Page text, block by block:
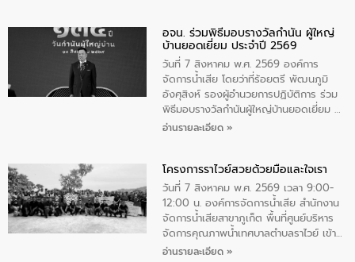
ทิพย์คำ รองผู้ว่าราชการจังหวัดมุกดาหาร
เป็นประธานในพิธี ณ เรือนจําชั่วคราวนาโสก
ตําบลนาโสก อําเภอเมืองมุกดาหาร จังหวัด
มุกดาหาร โดยในกิจกรรมได้ร่วมปลูกป่า และ
ทําความสะอาดภายในบริเวณ จัดกิจกรรม
เพื่อถวายเป็นพระราชกุศล สมเด็จพระนาง
เจ้าสิริกิติ์พระบรมราชินีนาถ พระบรมราช
อจน. ร่วมพิธีมอบรางวัลกำนัน ผู้ใหญ่
บ้านยอดเยี่ยม ประจำปี 2569
วันที่ 7 สิงหาคม พ.ศ. 2569 องค์การ
จัดการน้ำเสีย โดยว่าที่ร้อยตรี พัฒนภูมิ
อังศุสิงห์ รองผู้อำนวยการปฏิบัติการ ร่วม
พิธีมอบรางวัลกำนันผู้ใหญ่บ้านยอดเยี่ยม ณ
ทำเนียบรัฐบาล โดยมีนายอนุทิน ชาญวีรกูล
ทองคำและประกาศเกียรติคุณให้แก่ กำนัน
ผู้ใหญ่บ้านยอดเยี่ยม พร้อมกล่าวชื่นชม ให้
โอวาท และมอบนโยบาย
อ่านรายละเอียด »
โครงการราไวย์สวยด้วยมือและใจเรา
วันที่ 7 สิงหาคม พ.ศ. 2569 เวลา 9:00-
12:00 น. องค์การจัดการน้ำเสีย สำนักงาน
จัดการน้ำเสียสาขาภูเก็ต พื้นที่ศูนย์บริหาร
จัดการคุณภาพน้ำเทศบาลตำบลราไวย์ เข้า
ร่วมโครงการราไวย์สวยด้วยมือและใจเรา
อ่านรายละเอียด »